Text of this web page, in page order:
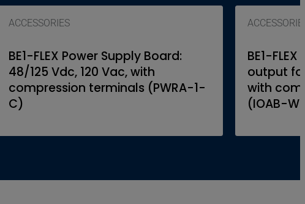
ACCESSORIES
BE1-FLEX Power Supply Board:
48/125 Vdc, 120 Vac, with
compression terminals (PWRA-1-
C)
BE1-
output
with
(IOAB-